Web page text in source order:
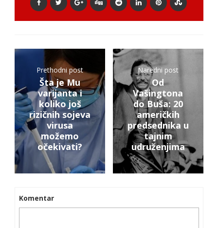
Prethodni post
Šta je Mu
varijanta i
koliko još
rizičnih sojeva
virusa
možemo
očekivati?
Naredni post
Od
Vašingtona
do Buša: 20
američkih
predsednika u
tajnim
udruženjima
Komentar